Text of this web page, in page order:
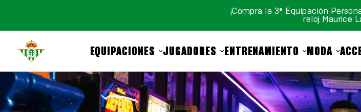
¡Compra la 3ª Equipación
reloj Maurice
EQUIPACIONES JUGADORES ENTRENAMIENTO MODA